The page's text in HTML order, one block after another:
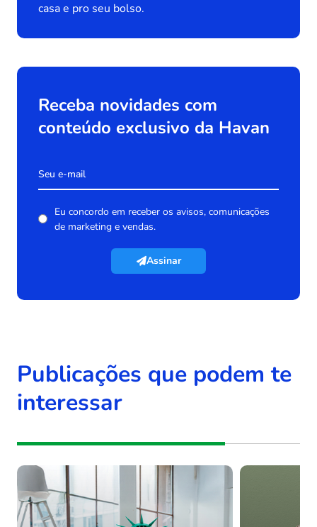
casa e pro seu bolso.
Receba novidades com
conteúdo exclusivo da Havan
Eu concordo em receber os avisos, comunicações
de marketing e vendas.
Assinar
Publicações que podem te
interessar